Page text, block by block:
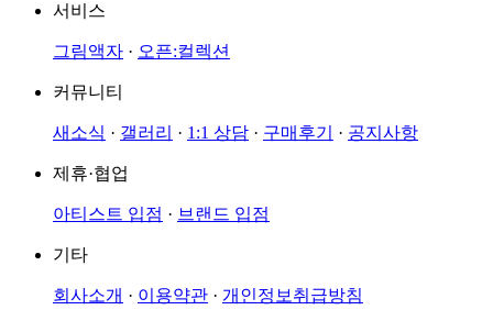
서비스
그림액자 · 오픈:컬렉션
커뮤니티
새소식 · 갤러리 · 1:1 상담 · 구매후기 · 공지사항
제휴·협업
아티스트 입점 · 브랜드 입점
기타
회사소개 · 이용약관 · 개인정보취급방침